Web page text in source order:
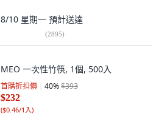
8/10 星期一 預計送達
(2895)
MEO 一次性竹筷, 1個, 500入
首購折扣價 40%$393
$232
($0.46/1入)